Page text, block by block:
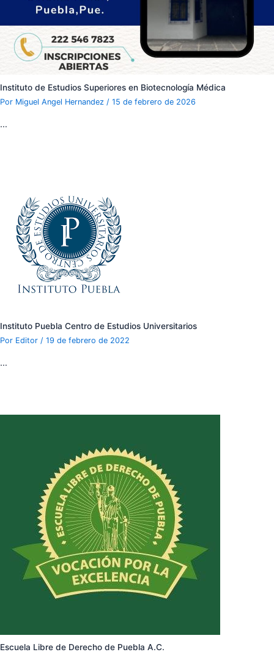
Instituto de Estudios Superiores en Biotecnología Médica
Por Miguel Angel Hernandez / 15 de febrero de 2026
…
Instituto Puebla Centro de Estudios Universitarios
Por Editor / 19 de febrero de 2022
…
Escuela Libre de Derecho de Puebla A.C.